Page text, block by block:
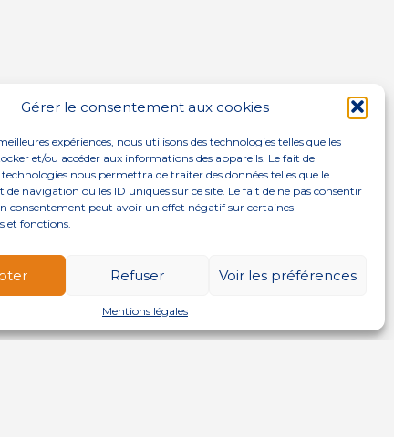
Gérer le consentement aux cookies
expériences, nous utilisons des technologies telles que les
et/ou accéder aux informations des appareils. Le fait de
nous permettra de traiter des données telles que le
navigation ou les ID uniques sur ce site. Le fait de ne pas consentir
consentement peut avoir un effet négatif sur certaines
et fonctions.
Refuser Voir les préférences
Mentions légales